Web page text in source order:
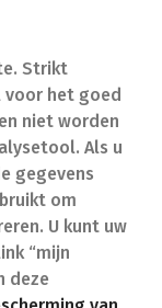
Strikt
voor het goed
niet worden
Als u
gegevens
om
U kunt uw
“mijn
deze
nood
vragen